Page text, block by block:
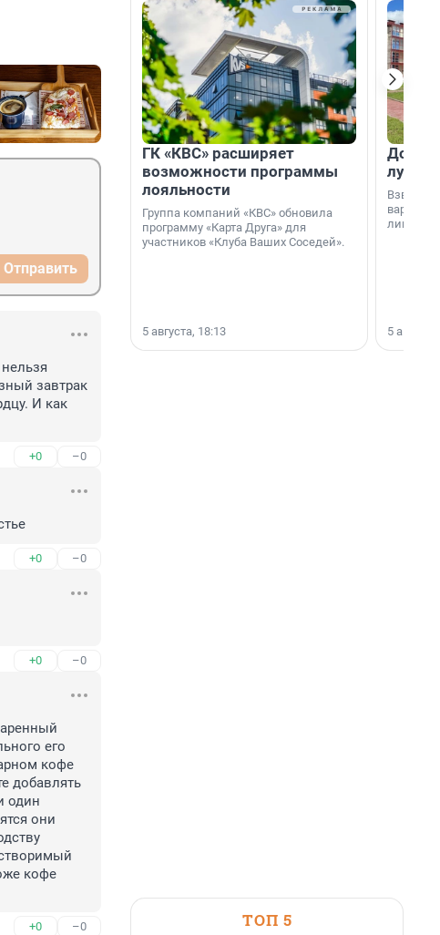
Отправить
завтрак
И как
+0 –0
+0 –0
+0 –0
его
кофе
добавлять
один
они
кофе
+0 –0
ГК «КВС» расширяет
возможности программы
лояльности
Группа компаний «КВС» обновила
программу «Карта Друга» для
участников «Клуба Ваших Соседей».
5 августа, 18:13
Дом
лучше
лишнего
5
ТОП 5